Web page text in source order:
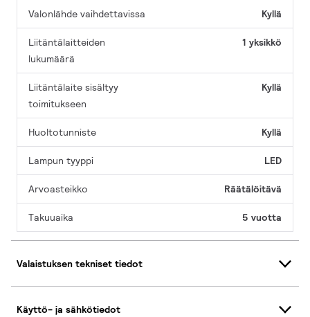
Valonlähde vaihdettavissa Kyllä
Liitäntälaitteiden
lukumäärä
1 yksikkö
Liitäntälaite sisältyy
toimitukseen
Kyllä
Huoltotunniste Kyllä
Lampun tyyppi LED
Arvoasteikko Räätälöitävä
Takuuaika 5 vuotta
Valaistuksen tekniset tiedot
Käyttö- ja sähkötiedot